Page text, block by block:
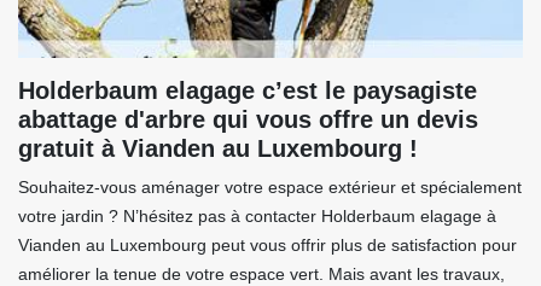
Holderbaum elagage c’est le paysagiste
abattage d'arbre qui vous offre un devis
gratuit à Vianden au Luxembourg !
Souhaitez-vous aménager votre espace extérieur et spécialement
votre jardin ? N’hésitez pas à contacter Holderbaum elagage à
Vianden au Luxembourg peut vous offrir plus de satisfaction pour
améliorer la tenue de votre espace vert. Mais avant les travaux,